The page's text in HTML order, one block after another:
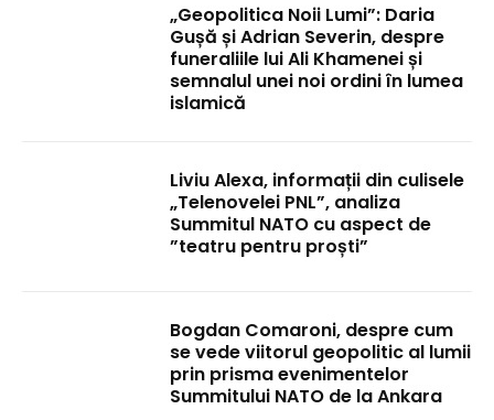
„Geopolitica Noii Lumi”: Daria
Gușă și Adrian Severin, despre
funeraliile lui Ali Khamenei și
semnalul unei noi ordini în lumea
islamică
Liviu Alexa, informații din culisele
„Telenovelei PNL”, analiza
Summitul NATO cu aspect de
”teatru pentru proști”
Bogdan Comaroni, despre cum
se vede viitorul geopolitic al lumii
prin prisma evenimentelor
Summitului NATO de la Ankara